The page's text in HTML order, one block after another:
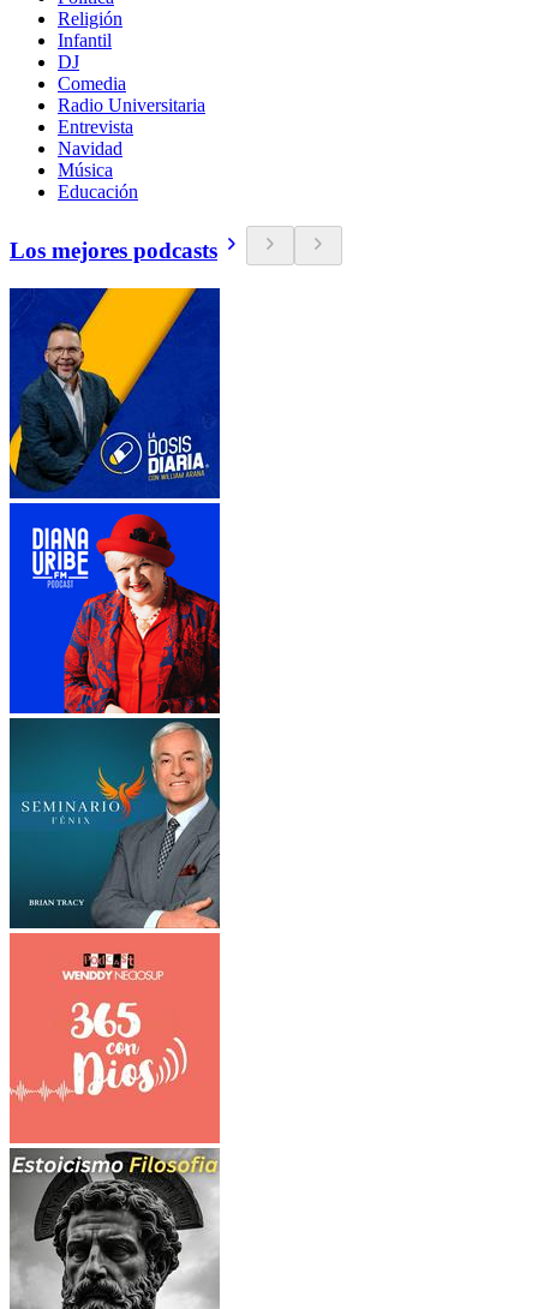
Religión
Infantil
DJ
Comedia
Radio Universitaria
Entrevista
Navidad
Música
Educación
Los mejores podcasts